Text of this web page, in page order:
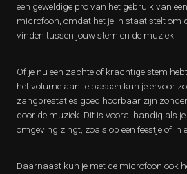
een geweldige pro van het gebruik van
microfoon, omdat het je in staat stelt om
vinden tussen jouw stem en de muziek.
Of je nu een zachte of krachtige stem
het volume aan te passen kun je ervoor
zangprestaties goed hoorbaar zijn
door de muziek. Dit is vooral handig als
omgeving zingt, zoals op een feestje of in
Daarnaast kun je met de microfoon ook